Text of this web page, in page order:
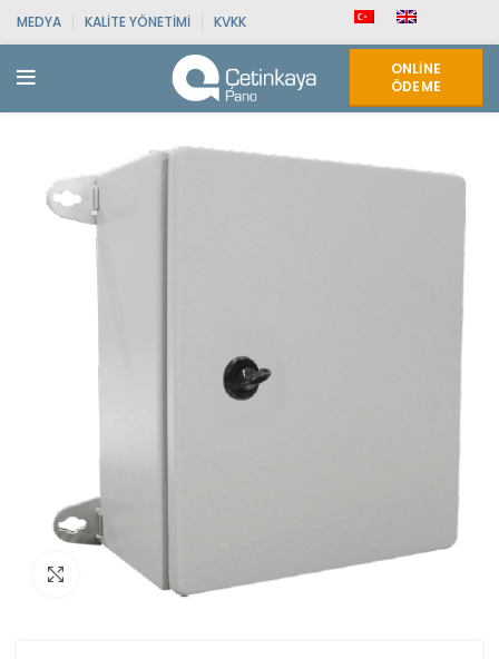
MEDYA KALITE YÖNETIMI KVKK
ONLINE
ÖDEME
Click to enlarge